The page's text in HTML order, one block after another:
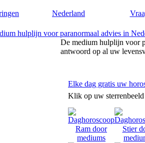
Nederland
De medium hulplijn voor
antwoord op al uw
Elke dag gratis uw
Klik op uw